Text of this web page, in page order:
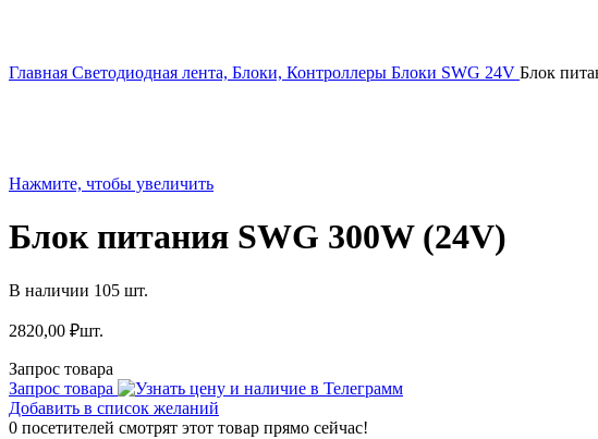
Главная Светодиодная лента, Блоки, Контроллеры Блоки SWG 24V Блок
Нажмите, чтобы увеличить
Блок питания SWG 300W (24V)
В наличии 105 шт.
2820,00 ₽шт.
Запрос товара
Запрос товара
Добавить в список желаний
0 посетителей смотрят этот товар прямо сейчас!